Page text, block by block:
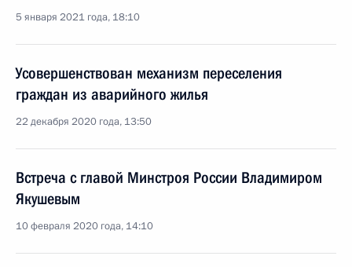
5 января 2021 года, 18:10
Усовершенствован механизм переселения
граждан из аварийного жилья
22 декабря 2020 года, 13:50
Встреча с главой Минстроя России Владимиром
Якушевым
10 февраля 2020 года, 14:10